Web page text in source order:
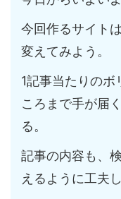
今回作るサイト
変えてみよう。
1記事当たりのボ
ころまで手が届
る。
記事の内容も、
えるように工夫